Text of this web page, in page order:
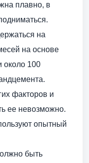
плавно, в
на
на основе
около 100
факторов и
ее невозможно.
опытный
быть